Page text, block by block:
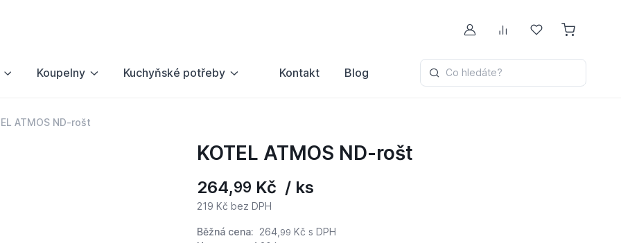
Můj účetPorovnávání
Oblíbené
Koupelny Kuchyňské potřeby Kontakt Blog Co hledáte?
ATMOS ND-rošt
KOTEL ATMOS ND-rošt
264,99 Kč / ks
219 Kč bez DPH
Běžná cena: 264, 99 Kč s DPH